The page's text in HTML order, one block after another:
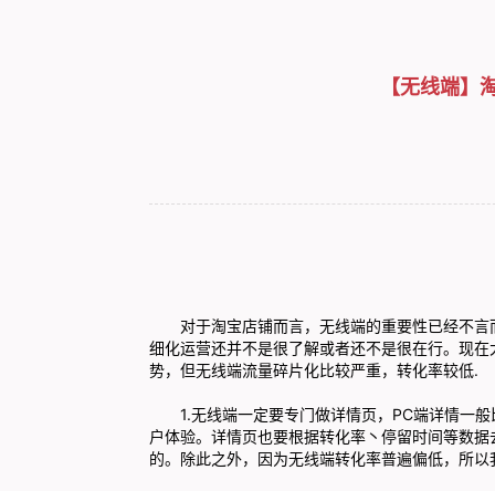
【无线端】
对于淘宝店铺而言，无线端的重要性已经不言
细化运营还并不是很了解或者还不是很在行。现
势，但无线端流量碎片化比较严重，转化率较低.
1.无线端一定要专门做详情页，PC端详情一般
户体验。详情页也要根据转化率丶停留时间等数
的。除此之外，因为无线端转化率普遍偏低，所